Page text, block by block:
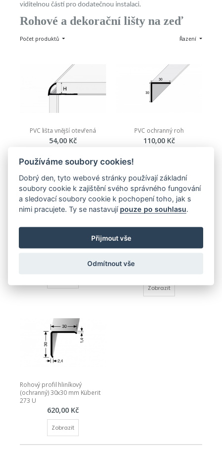
viditelnou částí pro dodatečnou instalaci.
Rohové a dekorační lišty na zeď
Počet produktů Řazení
PVC lišta vnější otevřená
54,00 Kč
PVC ochranný roh
110,00 Kč
NEVRTANÉ
mm
Zobrazit
Rohový profil hliníkový
(ochranný) 30x30 mm Küberit
273 U
620,00 Kč
Zobrazit
Používáme soubory cookies!
Dobrý den, tyto webové stránky používají základní
soubory cookie k zajištění svého správného fungování
a sledovací soubory cookie k pochopení toho, jak s
nimi pracujete. Ty se nastavují pouze po souhlasu.
Přijmout vše
Odmítnout vše